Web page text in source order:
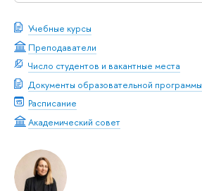
Учебные курсы
Преподаватели
Число студентов и вакантные места
Документы образовательной программы
Расписание
Академический совет